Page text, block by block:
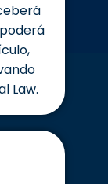
Law.